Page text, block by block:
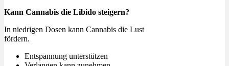
Kann Cannabis die Libido steigern?
In niedrigen Dosen kann Cannabis die Lust
fördern.
Entspannung unterstützen